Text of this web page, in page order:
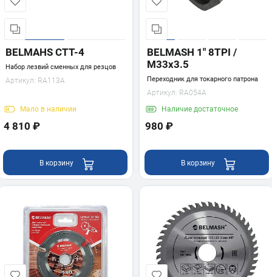
BELMAHS CTT-4
Набор лезвий сменных для резцов
Артикул: RA113A
Мало в наличии
4 810 ₽
В корзину
BELMASH 1" 8TPI /
M33x3.5
Переходник для токарного патрона
Артикул: RA054A
Наличие достаточное
980 ₽
В корзину